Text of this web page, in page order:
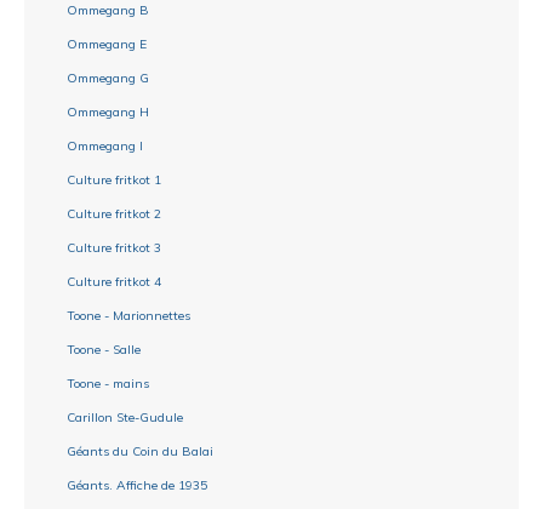
Ommegang B
Ommegang E
Ommegang G
Ommegang H
Ommegang I
Culture fritkot 1
Culture fritkot 2
Culture fritkot 3
Culture fritkot 4
Toone - Marionnettes
Toone - Salle
Toone - mains
Carillon Ste-Gudule
Géants du Coin du Balai
Géants. Affiche de 1935